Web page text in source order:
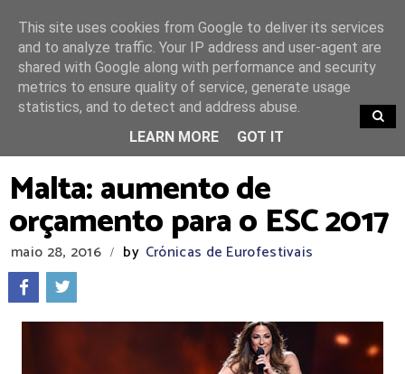
TRENDING
Malta: aumento de
orçamento para o ESC 2017
maio 28, 2016 / by Crónicas de Eurofestivais
This site uses cookies from Google to deliver its services
and to analyze traffic. Your IP address and user-agent are
shared with Google along with performance and security
metrics to ensure quality of service, generate usage
statistics, and to detect and address abuse.
LEARN MORE
GOT IT